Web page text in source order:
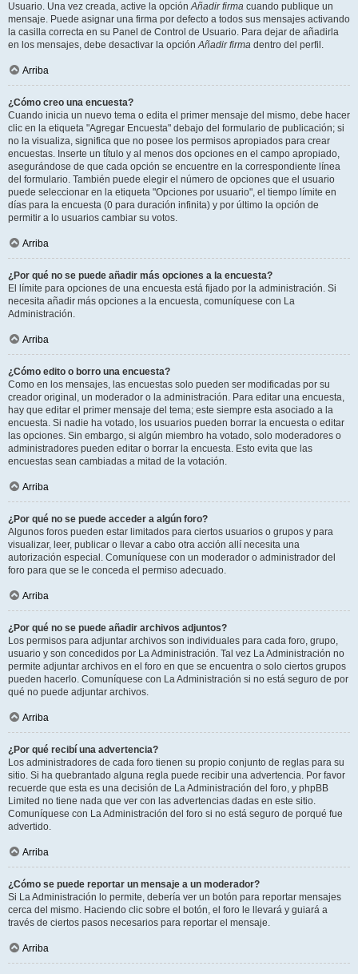
Usuario. Una vez creada, active la opciónAñadir firma cuando publique un
mensaje. Puede asignar una firma por defecto a todos sus mensajes activando
la casilla correcta en su Panel de Control de Usuario. Para dejar de añadirla
en los mensajes, debe desactivar la opciónAñadir firma dentro del perfil.
Arriba
¿Cómo creo una encuesta?
Cuando inicia un nuevo tema o edita el primer mensaje del mismo, debe hacer
clic en la etiqueta "Agregar Encuesta" debajo del formulario de publicación; si
no la visualiza, significa que no posee los permisos apropiados para crear
encuestas. Inserte un título y al menos dos opciones en el campo apropiado,
asegurándose de que cada opción se encuentre en la correspondiente línea
del formulario. También puede elegir el número de opciones que el usuario
puede seleccionar en la etiqueta "Opciones por usuario", el tiempo límite en
días para la encuesta (0 para duración infinita) y por último la opción de
permitir a lo usuarios cambiar su votos.
Arriba
¿Por qué no se puede añadir más opciones a la encuesta?
El límite para opciones de una encuesta está fijado por la administración. Si
necesita añadir más opciones a la encuesta, comuníquese con La
Administración.
Arriba
¿Cómo edito o borro una encuesta?
Como en los mensajes, las encuestas solo pueden ser modificadas por su
creador original, un moderador o la administración. Para editar una encuesta,
hay que editar el primer mensaje del tema; este siempre esta asociado a la
encuesta. Si nadie ha votado, los usuarios pueden borrar la encuesta o editar
las opciones. Sin embargo, si algún miembro ha votado, solo moderadores o
administradores pueden editar o borrar la encuesta. Esto evita que las
encuestas sean cambiadas a mitad de la votación.
Arriba
¿Por qué no se puede acceder a algún foro?
Algunos foros pueden estar limitados para ciertos usuarios o grupos y para
visualizar, leer, publicar o llevar a cabo otra acción allí necesita una
autorización especial. Comuníquese con un moderador o administrador del
foro para que se le conceda el permiso adecuado.
Arriba
¿Por qué no se puede añadir archivos adjuntos?
Los permisos para adjuntar archivos son individuales para cada foro, grupo,
usuario y son concedidos por La Administración. Tal vez La Administración no
permite adjuntar archivos en el foro en que se encuentra o solo ciertos grupos
pueden hacerlo. Comuníquese con La Administración si no está seguro de por
qué no puede adjuntar archivos.
Arriba
¿Por qué recibí una advertencia?
Los administradores de cada foro tienen su propio conjunto de reglas para su
sitio. Si ha quebrantado alguna regla puede recibir una advertencia. Por favor
recuerde que esta es una decisión de La Administración del foro, y phpBB
Limited no tiene nada que ver con las advertencias dadas en este sitio.
Comuníquese con La Administración del foro si no está seguro de porqué fue
advertido.
Arriba
¿Cómo se puede reportar un mensaje a un moderador?
Si La Administración lo permite, debería ver un botón para reportar mensajes
cerca del mismo. Haciendo clic sobre el botón, el foro le llevará y guiará a
través de ciertos pasos necesarios para reportar el mensaje.
Arriba